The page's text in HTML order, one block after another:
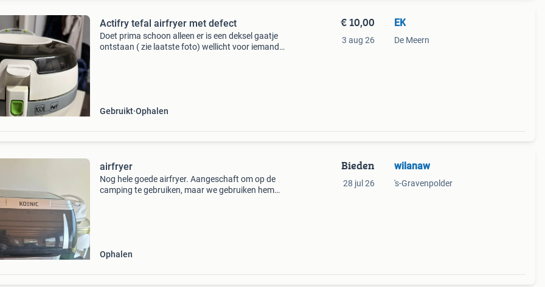
Actifry tefal airfryer met defect
Doet prima schoon alleen er is een deksel gaatje
ontstaan ( zie laatste foto) wellicht voor iemand
Gebruikt Ophalen
€ 10,00
3 aug 26
EK
De Meern
airfryer
Nog hele goede airfryer. Aangeschaft om op de
camping te gebruiken, maar we gebruiken hem
Ophalen
Bieden
28 jul 26
wilanaw
's-Gravenpolder